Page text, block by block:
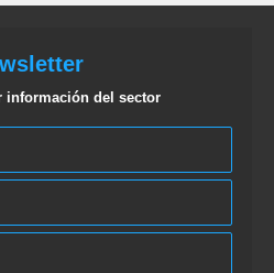
información del sector